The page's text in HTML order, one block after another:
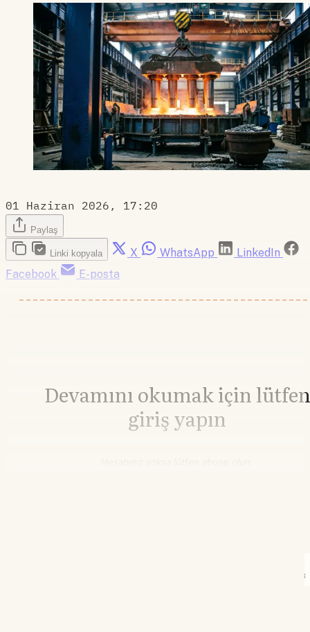
01 Haziran 2026, 17:20
Paylaş
Linki kopyala X WhatsApp
LinkedIn
Facebook
E-posta
Devamını okumak için lütfen
giriş yapın
08.08